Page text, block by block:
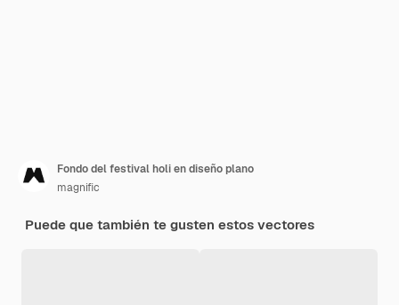
Fondo del festival holi en diseño plano
magnific
Puede que también te gusten estos vectores